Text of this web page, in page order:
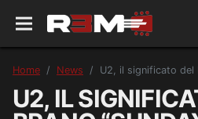
Home News U2, il significato del
U2, IL